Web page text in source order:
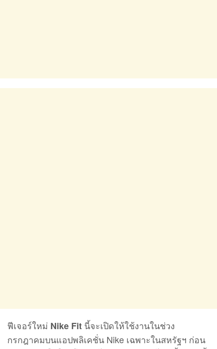
ฟีเจอร์ใหม่ Nike Fit นี้จะเปิดให้ใช้งานในช่วง
กรกฎาคมบนแอปพลิเคชั่น Nike เฉพาะในสหรัฐฯ ก่อน